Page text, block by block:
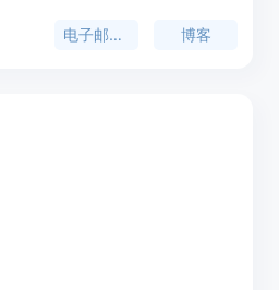
电子邮件营销 博客